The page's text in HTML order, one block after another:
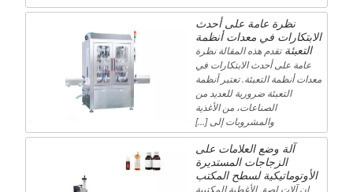
نظرة عامة على أحدث
الابتكارات في معدات أنظمة
التعبئة تقدم هذه المقالة نظرة
عامة على أحدث الابتكارات في
معدات أنظمة التعبئة. تعتبر أنظمة
التعبئة ضرورية للعديد من
الصناعات، من الأغذية
والمشروبات إلى […]
آلة وضع العلامات على
الزجاجات المستديرة
الأوتوماتيكية لسطح المكتب
إن آلات لصق الأغطية المكتبية